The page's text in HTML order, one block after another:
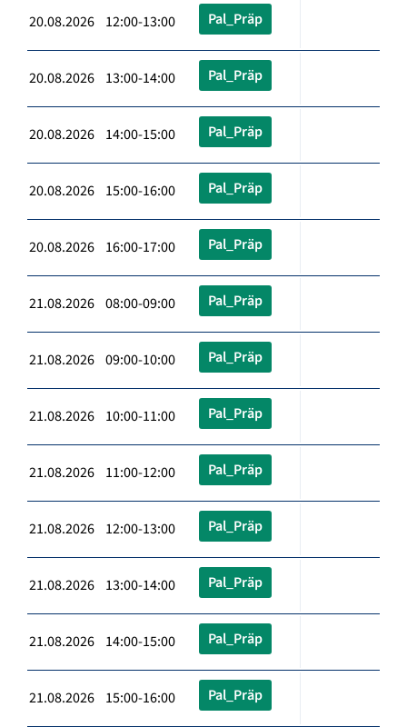
20.08.2026 12:00-13:00 Pal_Präp
20.08.2026 13:00-14:00 Pal_Präp
20.08.2026 14:00-15:00 Pal_Präp
20.08.2026 15:00-16:00 Pal_Präp
20.08.2026 16:00-17:00 Pal_Präp
21.08.2026 08:00-09:00 Pal_Präp
21.08.2026 09:00-10:00 Pal_Präp
21.08.2026 10:00-11:00 Pal_Präp
21.08.2026 11:00-12:00 Pal_Präp
21.08.2026 12:00-13:00 Pal_Präp
21.08.2026 13:00-14:00 Pal_Präp
21.08.2026 14:00-15:00 Pal_Präp
21.08.2026 15:00-16:00 Pal_Präp